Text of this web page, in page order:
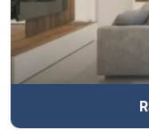
localizado em
escolas,
acesso às principais
oportunidade
padrão em um
Preto. Entre em